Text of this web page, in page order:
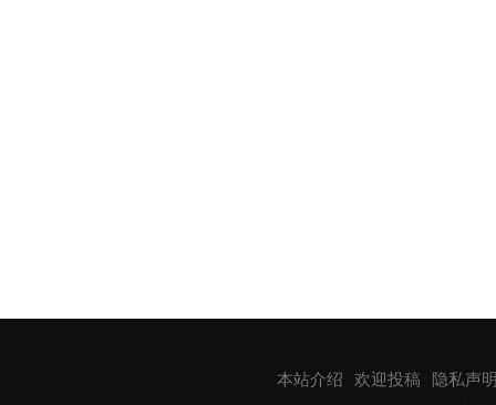
本站介绍 欢迎投稿
隐私声